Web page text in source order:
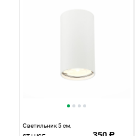
Светильник 5 см,